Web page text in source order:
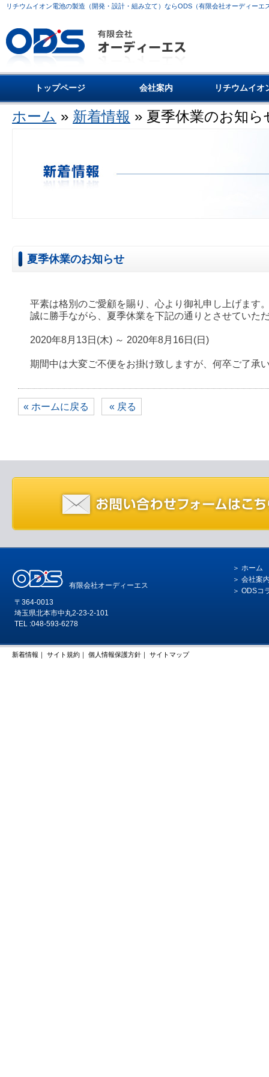
リチウムイオン電池の製造（開発・設計・組み立て）ならODS（有限会社オーディーエ
トップページ 会社案内 リチウムイオ
ホーム » 新着情報 » 夏季休業のお知ら
夏季休業のお知らせ
平素は格別のご愛顧を賜り、心より御礼申し上げます
誠に勝手ながら、夏季休業を下記の通りとさせていた
2020年8月13日(木) ～ 2020年8月16日(日)
期間中は大変ご不便をお掛け致しますが、何卒ご了承
« ホームに戻る « 戻る
有限会社オーディーエス
〒364-0013
埼玉県北本市中丸2-23-2-101
TEL :048-593-6278
ホーム
会社案
ODSコ
新着情報 ｜ サイト規約 ｜ 個人情報保護方針 ｜ サイトマップ